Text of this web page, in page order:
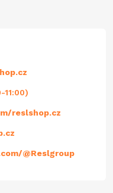
11:00)
reslshop.cz
@Reslgroup